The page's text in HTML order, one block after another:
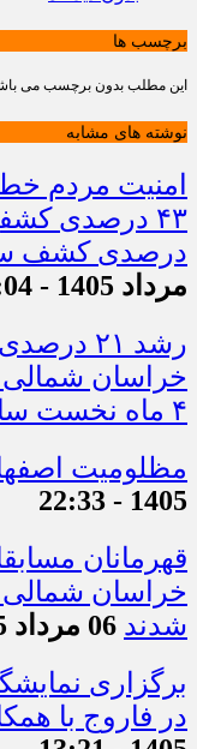
برچسب ها
این مطلب بدون برچسب می
نوشته های مشابه
امنیت مردم
درصدی کشف
مرداد 1405 - 23:04
رشد ۲۱
۴ ماه نخست سال
مظلومیت
1405 - 22:33
قهرمانان
خراسان
شدند 06 مرداد 1405 - 12:23
برگزاری
در فاروج با